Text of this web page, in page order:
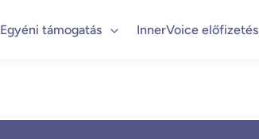
Egyéni támogatás InnerVoice előfizetés